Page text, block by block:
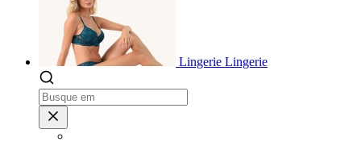
Lingerie Lingerie